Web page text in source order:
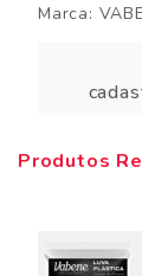
Marca:
Produtos